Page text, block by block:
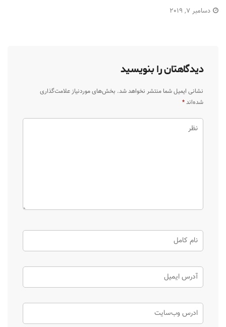
دسامبر 7, 2019
دیدگاهتان را بنویسید
نشانی ایمیل شما منتشر نخواهد شد. بخش‌های موردنیاز علامت‌گذاری
شده‌اند*